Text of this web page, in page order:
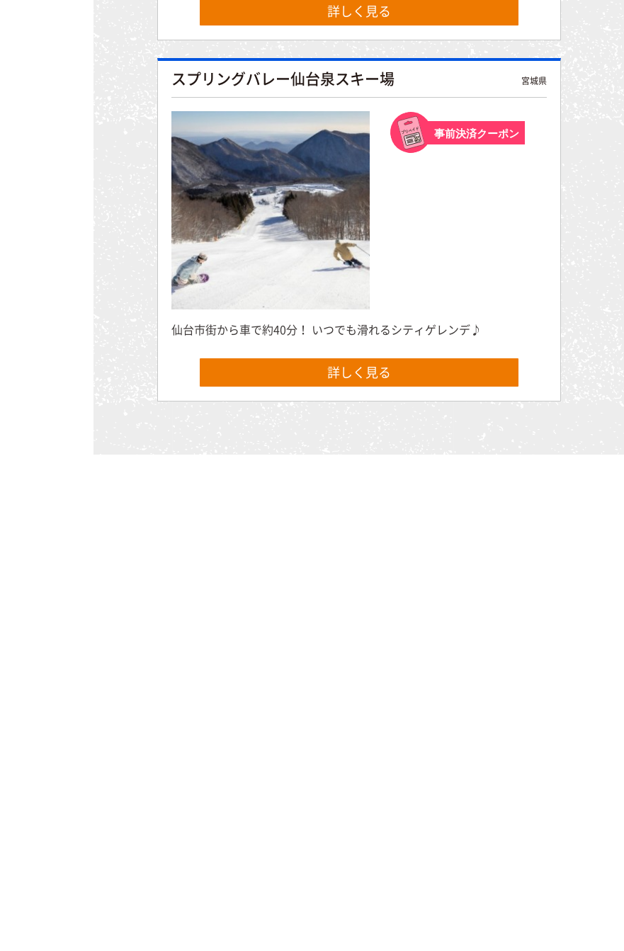
詳しく見る
スプリングバレー仙台泉スキー場 宮城県
事前決済クーポン
仙台市街から車で約40分！ いつでも滑れるシティゲレンデ♪
詳しく見る